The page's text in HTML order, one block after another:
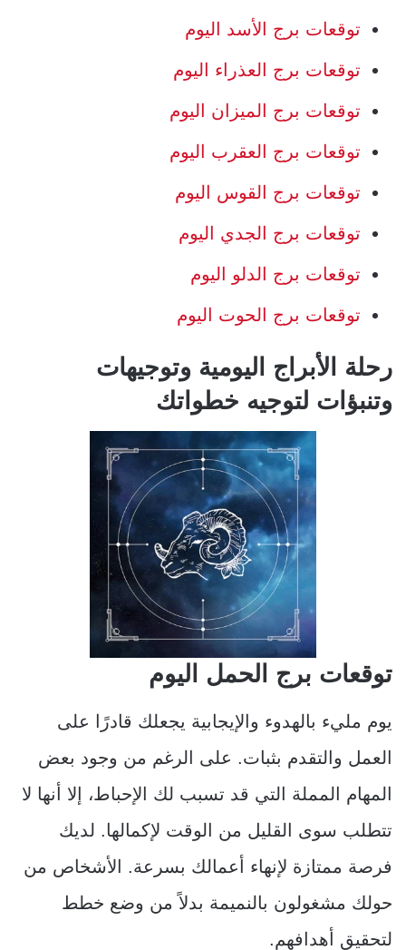
توقعات برج الأسد اليوم
توقعات برج العذراء اليوم
توقعات برج الميزان اليوم
توقعات برج العقرب اليوم
توقعات برج القوس اليوم
توقعات برج الجدي اليوم
توقعات برج الدلو اليوم
توقعات برج الحوت اليوم
رحلة الأبراج اليومية وتوجيهات
وتنبؤات لتوجيه خطواتك
توقعات برج الحمل اليوم
يوم مليء بالهدوء والإيجابية يجعلك قادرًا على
العمل والتقدم بثبات. على الرغم من وجود بعض
المهام المملة التي قد تسبب لك الإحباط، إلا أنها لا
تتطلب سوى القليل من الوقت لإكمالها. لديك
فرصة ممتازة لإنهاء أعمالك بسرعة. الأشخاص من
حولك مشغولون بالنميمة بدلاً من وضع خطط
لتحقيق أهدافهم.